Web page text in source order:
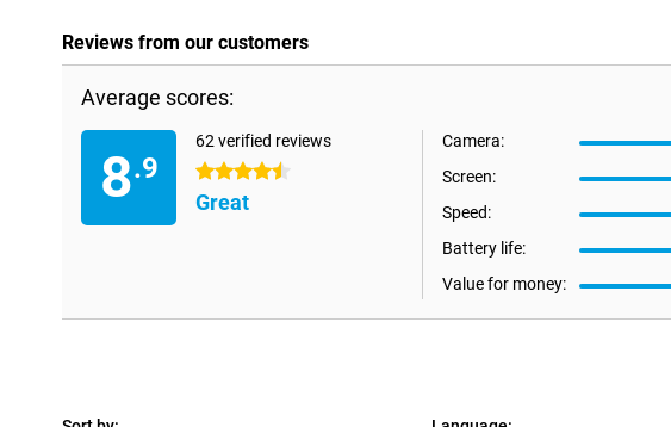
Reviews from our customers
Average scores:
8.9
62 verified reviews
4.5 stars
Great
Camera:
Screen:
Speed:
Battery life:
Value for money: